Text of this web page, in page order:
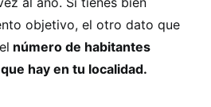
objetivo, el otro dato que
número de habitantes
hay en tu localidad.